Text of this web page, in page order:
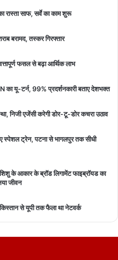
साफ, सर्वे का काम शुरू
बरामद, तस्कर गिरफ्तार
फसल से बढ़ा आर्थिक लाभ
का यू-टर्न, 99% प्रदर्शनकारी बताए देशभक्त
निजी एजेंसी करेगी डोर-टू-डोर कचरा उठाव
स्पेशल ट्रेन, पटना से भागलपुर तक सीधी
के आकार के ब्रॉड लिगामेंट फाइब्रॉयड का
जीवन
से यूपी तक फैला था नेटवर्क